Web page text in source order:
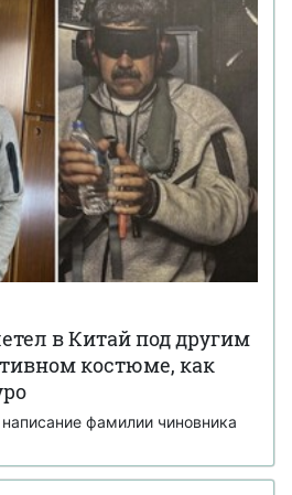
в Китай под другим
костюме, как
фамилии чиновника